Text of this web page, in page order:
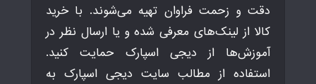
دقت و زحمت فراوان تهیه می‌شوند. با خرید
کالا از لینک‌های معرفی شده و یا ارسال نظر در
آموزش‌ها از دیجی اسپارک حمایت کنید.
استفاده از مطالب سایت دیجی اسپارک به